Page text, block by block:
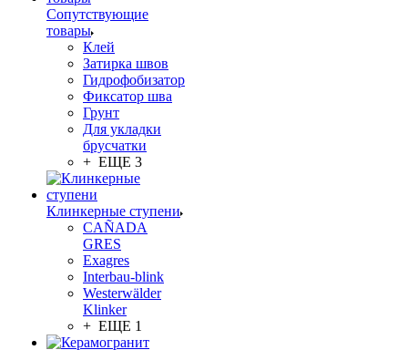
Сопутствующие
товары
Клей
Затирка швов
Гидрофобизатор
Фиксатор шва
Грунт
Для укладки
брусчатки
+ ЕЩЕ 3
Клинкерные ступени
CAÑADA
GRES
Exagres
Interbau-blink
Westerwälder
Klinker
+ ЕЩЕ 1